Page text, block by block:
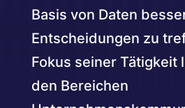
Basis von Daten
Entscheidungen zu
Fokus seiner Tätigkeit
den Bereichen